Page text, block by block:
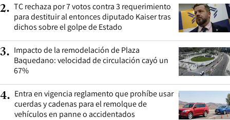
2. TC rechaza por 7 votos contra 3 requerimiento
para destituir al entonces diputado Kaiser tras
dichos sobre el golpe de Estado
3. Impacto de la remodelación de Plaza
Baquedano: velocidad de circulación cayó un
67%
4. Entra en vigencia reglamento que prohíbe usar
cuerdas y cadenas para el remolque de
vehículos en panne o accidentados